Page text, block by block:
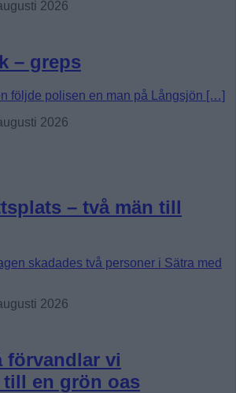
2026
– greps
följde polisen en man på Långsjön […]
2026
– två män till
skadades två personer i Sätra med
2026
förvandlar vi
till en grön oas